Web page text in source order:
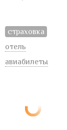
страховка
отель
авиабилеты